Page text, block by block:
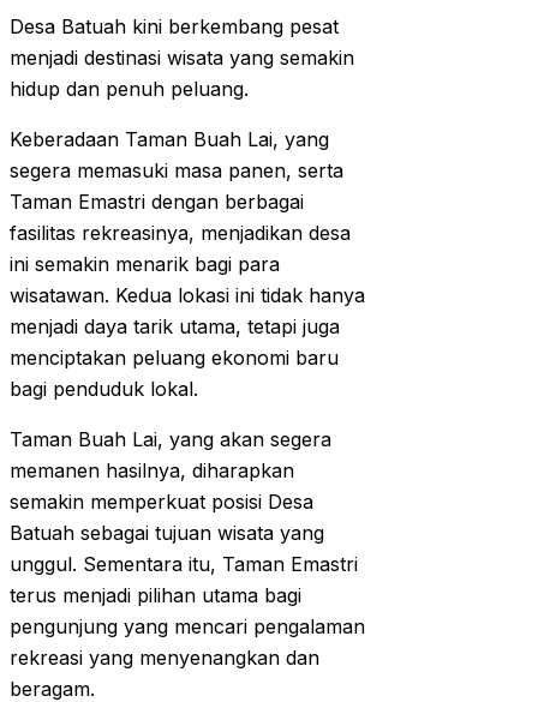
Desa Batuah kini berkembang pesat
menjadi destinasi wisata yang semakin
hidup dan penuh peluang.
Keberadaan Taman Buah Lai, yang
segera memasuki masa panen, serta
Taman Emastri dengan berbagai
fasilitas rekreasinya, menjadikan desa
ini semakin menarik bagi para
wisatawan. Kedua lokasi ini tidak hanya
menjadi daya tarik utama, tetapi juga
menciptakan peluang ekonomi baru
bagi penduduk lokal.
Taman Buah Lai, yang akan segera
memanen hasilnya, diharapkan
semakin memperkuat posisi Desa
Batuah sebagai tujuan wisata yang
unggul. Sementara itu, Taman Emastri
terus menjadi pilihan utama bagi
pengunjung yang mencari pengalaman
rekreasi yang menyenangkan dan
beragam.